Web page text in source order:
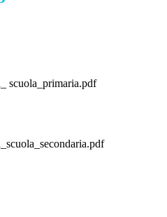
scuola_primaria.pdf